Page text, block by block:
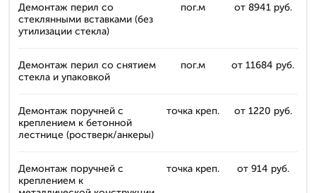
Демонтаж перил со
стеклянными вставками (без
утилизации стекла)
пог.м от 8941 руб.
Демонтаж перил со снятием
стекла и упаковкой
пог.м от 11684 руб.
Демонтаж поручней с
креплением к бетонной
лестнице (ростверк/анкеры)
точка креп. от 1220 руб.
Демонтаж поручней с
креплением к
точка креп. от 914 руб.